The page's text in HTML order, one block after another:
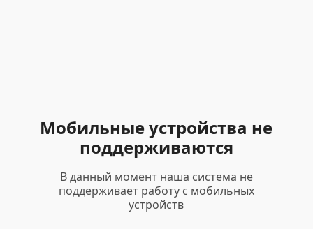
Мобильные устройства не
поддерживаются
В данный момент наша система не
поддерживает работу с мобильных
устройств